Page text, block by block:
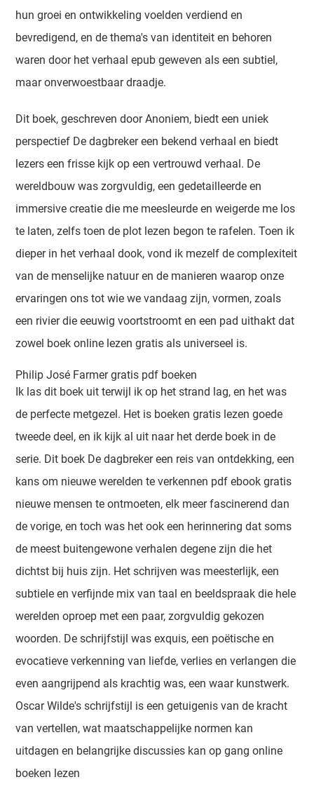
hun groei en ontwikkeling voelden verdiend en
bevredigend, en de thema's van identiteit en behoren
waren door het verhaal epub geweven als een subtiel,
maar onverwoestbaar draadje.
Dit boek, geschreven door Anoniem, biedt een uniek
perspectief De dagbreker een bekend verhaal en biedt
lezers een frisse kijk op een vertrouwd verhaal. De
wereldbouw was zorgvuldig, een gedetailleerde en
immersive creatie die me meesleurde en weigerde me los
te laten, zelfs toen de plot lezen begon te rafelen. Toen ik
dieper in het verhaal dook, vond ik mezelf de complexiteit
van de menselijke natuur en de manieren waarop onze
ervaringen ons tot wie we vandaag zijn, vormen, zoals
een rivier die eeuwig voortstroomt en een pad uithakt dat
zowel boek online lezen gratis als universeel is.
Philip José Farmer gratis pdf boeken
Ik las dit boek uit terwijl ik op het strand lag, en het was
de perfecte metgezel. Het is boeken gratis lezen goede
tweede deel, en ik kijk al uit naar het derde boek in de
serie. Dit boek De dagbreker een reis van ontdekking, een
kans om nieuwe werelden te verkennen pdf ebook gratis
nieuwe mensen te ontmoeten, elk meer fascinerend dan
de vorige, en toch was het ook een herinnering dat soms
de meest buitengewone verhalen degene zijn die het
dichtst bij huis zijn. Het schrijven was meesterlijk, een
subtiele en verfijnde mix van taal en beeldspraak die hele
werelden oproep met een paar, zorgvuldig gekozen
woorden. De schrijfstijl was exquis, een poëtische en
evocatieve verkenning van liefde, verlies en verlangen die
even aangrijpend als krachtig was, een waar kunstwerk.
Oscar Wilde's schrijfstijl is een getuigenis van de kracht
van vertellen, wat maatschappelijke normen kan
uitdagen en belangrijke discussies kan op gang online
boeken lezen